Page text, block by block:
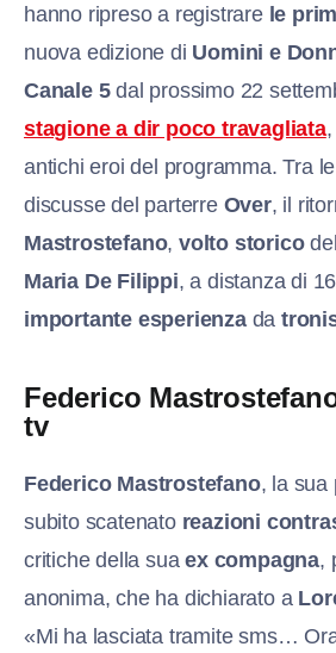
hanno ripreso a registrare le
nuova edizione di Uomini e
Canale 5dal prossimo 22
stagione a dir poco travagliata,
antichi eroi del programma. Tra
discusse del parterre Over, il
Mastrostefano,volto storico
Maria De Filippi, a distanza di
importante esperienzada
Federico
tv
Federico Mastrostefano, la sua
subito scatenato reazioni
critiche della suaex compagna,
anonima, che ha dichiarato a
«Mi ha lasciata tramite sms…